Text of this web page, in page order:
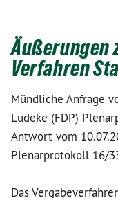
Äußerungen
Verfahren
Mündliche Anfrage
Lüdeke (FDP)
Antwort vom
Plenarprotokoll 16/
Das